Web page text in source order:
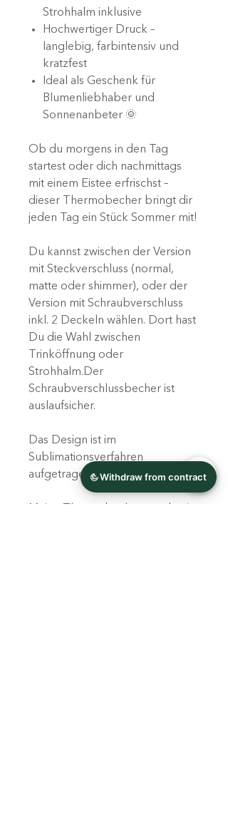
Strohhalm inklusive
Hochwertiger Druck –
langlebig, farbintensiv und
kratzfest
Ideal als Geschenk für
Blumenliebhaber und
Sonnenanbeter 🌞
Ob du morgens in den Tag
startest oder dich nachmittags
mit einem Eistee erfrischst –
dieser Thermobecher bringt dir
jeden Tag ein Stück Sommer mit!
Du kannst zwischen der Version
mit Steckverschluss (normal,
matte oder shimmer), oder der
Version mit Schraubverschluss
inkl. 2 Deckeln wählen. Dort hast
Du die Wahl zwischen
Trinköffnung oder
Strohhalm.Der
Schraubverschlussbecher ist
auslaufsicher.
Das Design ist im
Sublimationsverfahren
aufgetragen.